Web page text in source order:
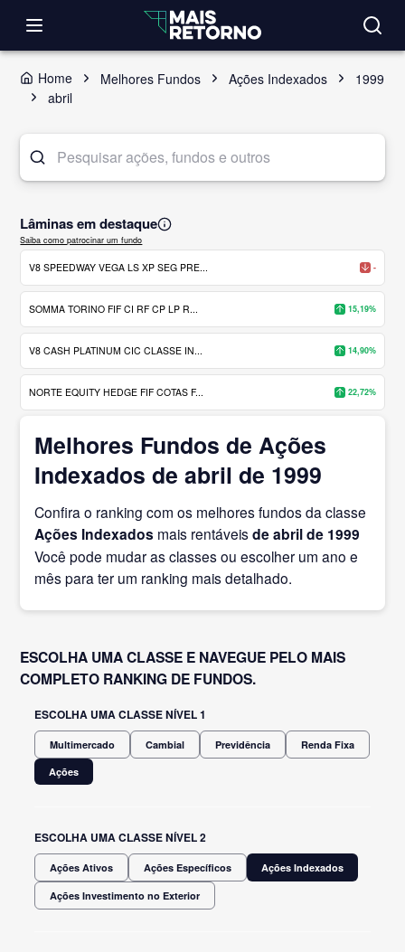
Home Melhores Fundos Ações Indexados
1999
abril
Lâminas em destaque
Saiba como patrocinar um fundo
V8 SPEEDWAY VEGA LS XP SEG PRE... -
SOMMA TORINO FIF CI RF CP LP R... 15,19%
V8 CASH PLATINUM CIC CLASSE IN... 14,90%
NORTE EQUITY HEDGE FIF COTAS F... 22,72%
Melhores Fundos de Ações
Indexados de abril de 1999
Confira o ranking com os melhores fundos da classe
Ações Indexados mais rentáveisde abrilde 1999
Você pode mudar as classes ou escolher um ano e
mês para ter um ranking mais detalhado.
ESCOLHA UMA CLASSE E NAVEGUE PELO MAIS
COMPLETO RANKING DE FUNDOS.
ESCOLHA UMA CLASSE NÍVEL 1
Multimercado Cambial Previdência
Renda Fixa
Ações
ESCOLHA UMA CLASSE NÍVEL 2
Ações Ativos Ações Específicos Ações Indexados
Ações Investimento no Exterior